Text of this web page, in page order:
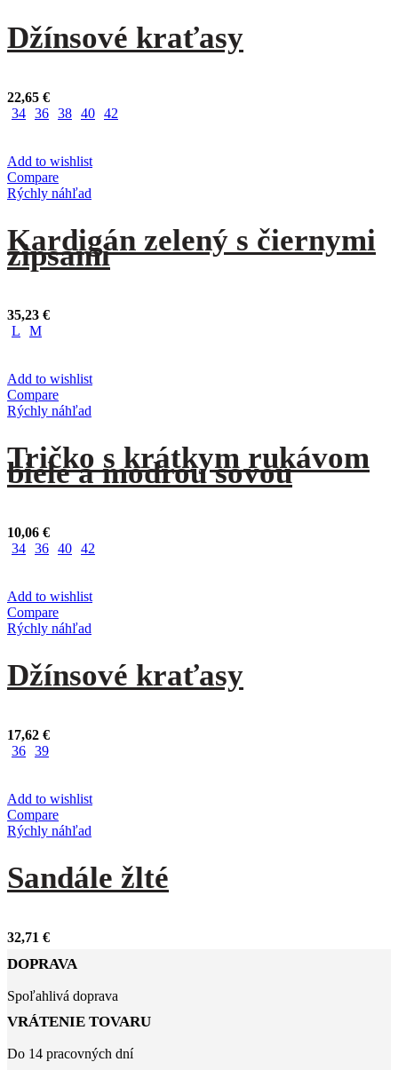
Džínsové kraťasy
22,65 €
34 36 38 40 42
Add to wishlist
Compare
Rýchly náhľad
Kardigán zelený s čiernymi
zipsami
35,23 €
L
M
Add to wishlist
Compare
Rýchly náhľad
Tričko s krátkym rukávom
biele a modrou sovou
10,06 €
34 36 40 42
Add to wishlist
Compare
Rýchly náhľad
Džínsové kraťasy
17,62 €
36 39
Add to wishlist
Compare
Rýchly náhľad
Sandále žlté
32,71 €
DOPRAVA
Spoľahlivá doprava
VRÁTENIE TOVARU
Do 14 pracovných dní